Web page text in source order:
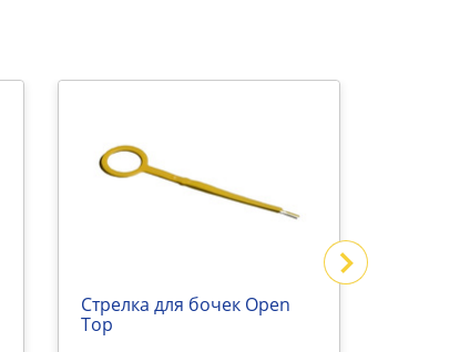
Стрелка для бочек Open
Top